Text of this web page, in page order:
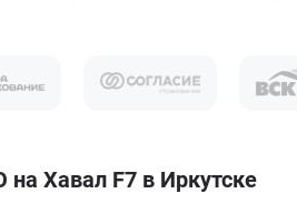
Хавал F7 в Иркутске